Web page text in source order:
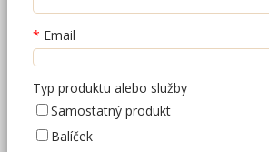
Email
Typ produktu alebo služby
Samostatný produkt
Balíček